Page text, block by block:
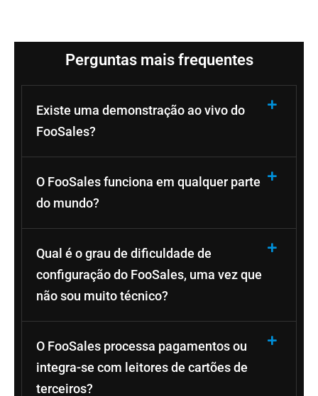
Perguntas mais frequentes
Existe uma demonstração ao vivo do
FooSales?
O FooSales funciona em qualquer parte
do mundo?
Qual é o grau de dificuldade de
configuração do FooSales, uma vez que
não sou muito técnico?
O FooSales processa pagamentos ou
integra-se com leitores de cartões de
terceiros?